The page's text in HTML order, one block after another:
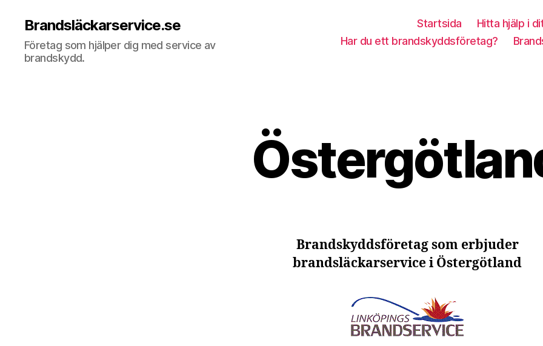
Brandsläckarservice.se
Företag som hjälper dig med service av
brandskydd.
Startsida Hitta hjälp i
Har du ett brandskyddsföretag?
Brandskyddsföretag som erbjuder
brandsläckarservice i Östergötland